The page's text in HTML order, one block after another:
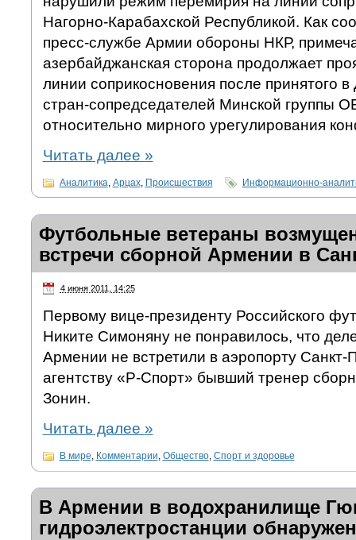
Нагорно-Карабахской Республикой. Как
пресс-службе Армии обороны НКР,
азербайджанская сторона продолжает
линии соприкосновения после принятого
стран-сопредседателей Минской группы
относительно мирного урегулирования
Читать далее »
Аналитика, Арцах, Происшествия Информационно-
Футбольные ветераны
встречи сборной Армении в
4 июня 2011, 14:25
Первому вице-президенту Российского
Никите Симоняну не понравилось, что
Армении не встретили в аэропорту Санкт-
агентству «Р-Спорт» бывший тренер
Зонин.
Читать далее »
В мире, Комментарии, Общество, Спорт и здоровье
В Армении в водохранилище
гидроэлектростанции